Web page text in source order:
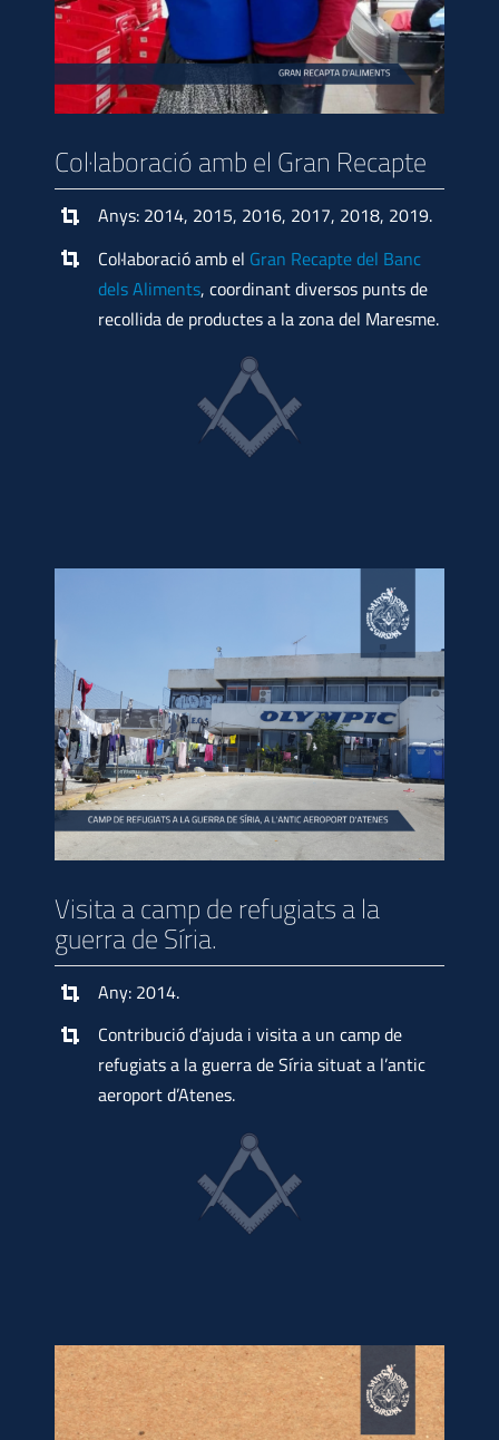
Col·laboració amb el Gran Recapte
Anys: 2014, 2015, 2016, 2017, 2018, 2019.
Col·laboració amb el Gran Recapte del Banc
dels Aliments, coordinant diversos punts de
recollida de productes a la zona del Maresme.
Visita a camp de refugiats a la
guerra de Síria.
Any: 2014.
Contribució d’ajuda i visita a un camp de
refugiats a la guerra de Síria situat a l’antic
aeroport d’Atenes.